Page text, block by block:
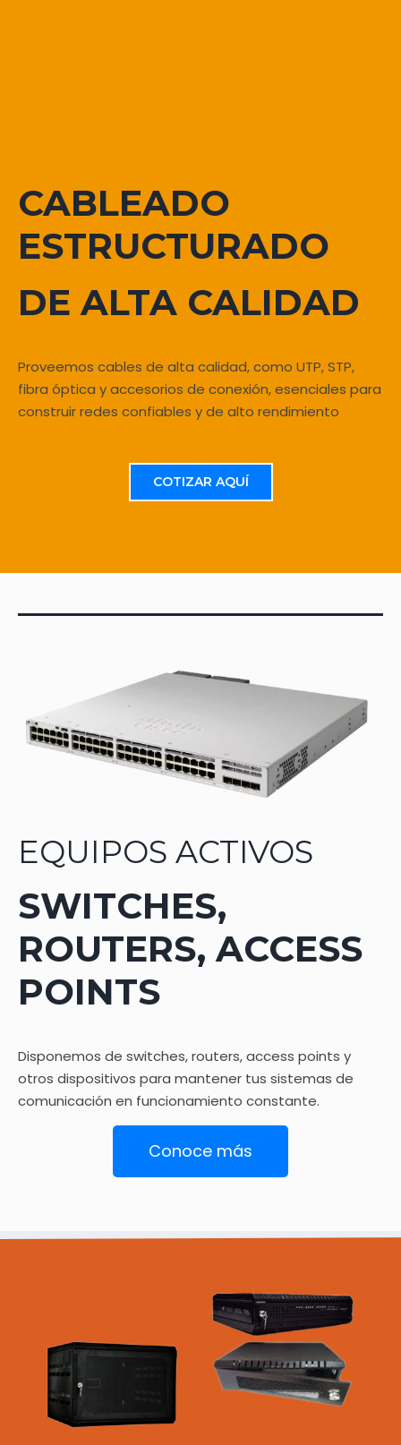
CABLEADO
ESTRUCTURADO
DE ALTA CALIDAD
Proveemos cables de alta calidad, como UTP, STP,
fibra óptica y accesorios de conexión, esenciales para
construir redes confiables y de alto rendimiento
COTIZAR AQUÍ
EQUIPOS ACTIVOS
SWITCHES,
ROUTERS, ACCESS
POINTS
Disponemos de switches, routers, access points y
otros dispositivos para mantener tus sistemas de
comunicación en funcionamiento constante.
Conoce más